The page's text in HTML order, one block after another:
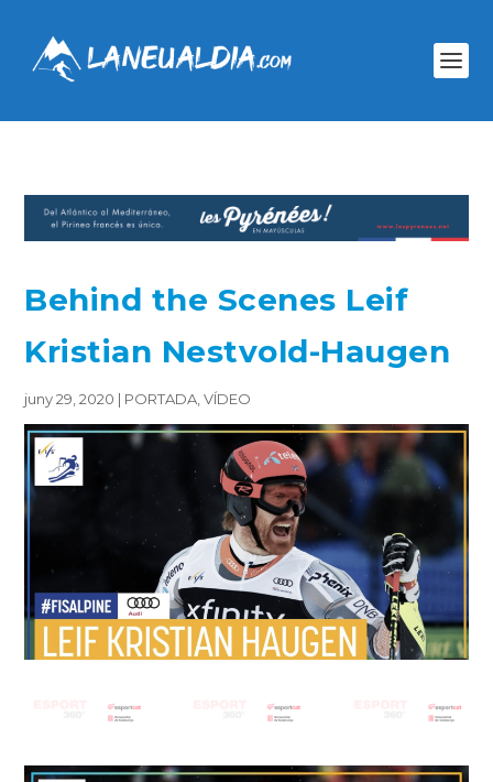
Behind the Scenes Leif
Kristian Nestvold-Haugen
juny 29, 2020 | PORTADA ,VÍDEO